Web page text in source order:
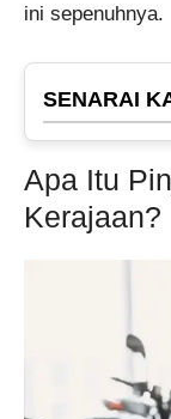
ini sepenuhnya.
SENARAI
Apa Itu
Kerajaan?